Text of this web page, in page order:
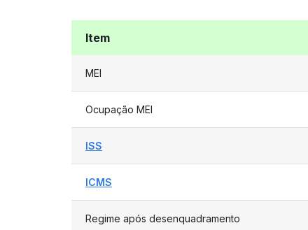
Item
MEI
Ocupação MEI
ISS
ICMS
Regime após desenquadramento